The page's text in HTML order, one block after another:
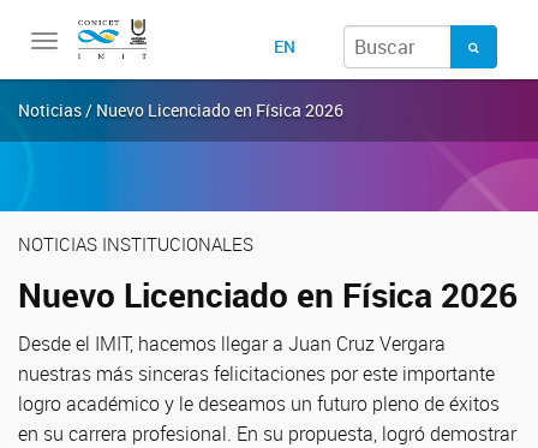
Toggle
EN
Noticias / Nuevo Licenciado en Física 2026
NOTICIAS INSTITUCIONALES
Nuevo Licenciado en Física 2026
Desde el IMIT, hacemos llegar a Juan Cruz Vergara
nuestras más sinceras felicitaciones por este importante
logro académico y le deseamos un futuro pleno de éxitos
en su carrera profesional. En su propuesta, logró demostrar